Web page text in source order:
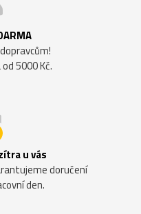
5000 Kč.
u vás
doručení
den.